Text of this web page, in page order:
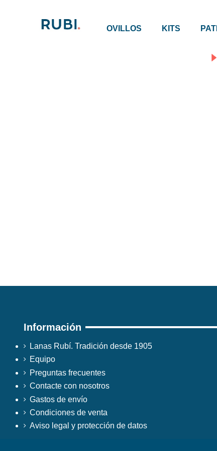
OVILLOS KITS
Información
Lanas Rubí. Tradición desde 1905
Equipo
Preguntas frecuentes
Contacte con nosotros
Gastos de envío
Condiciones de venta
Aviso legal y protección de datos